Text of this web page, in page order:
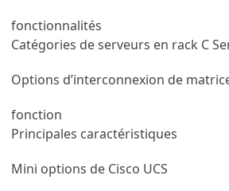
fonctionnalités
Catégories de serveurs en rack C
Options d’interconnexion de
fonction
Principales caractéristiques
Mini options de Cisco UCS